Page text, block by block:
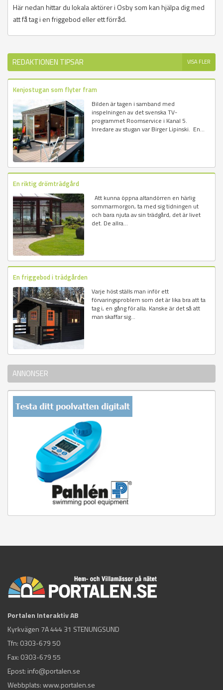
Här nedan hittar du lokala aktörer i Osby som kan hjälpa dig med
att få tag i en friggebod eller ett förråd.
REDAKTIONEN TIPSAR VISA FLER
Kenjostugan som flyter fram
Bilden är tagen i samband med
inspelningen av det svenska TV-
programmet Roomservice i Kanal 5.
Inredare av stugan var Birger Lipinski. En...
En riktig drömträdgård
Att kunna öppna altandörren en härlig
sommarmorgon, ta med sig tidningen ut
och bara njuta av sin trädgård, det är livet
det. De allra...
En friggebod i trädgården
Varje höst ställs man inför ett
förvaringsproblem som det är lika bra att ta
tag i, en gång för alla. Kanske är det så att
man skaffar sig...
ANNONSER
Portalen Interaktiv AB
Kyrkvägen 7A 444 31 STENUNGSUND
Tfn: 0303-679 50
Fax: 0303-679 55
Epost: info@portalen.se
Webbplats: www.portalen.se